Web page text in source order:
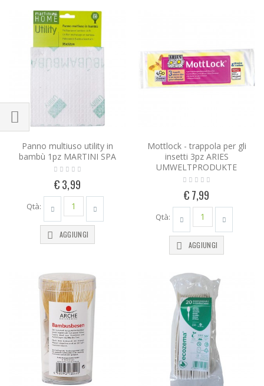
Panno multiuso utility in
bambù 1pz MARTINI SPA
€ 3,99
Qtà:
AGGIUNGI
Mottlock - trappola per gli
insetti 3pz ARIES
UMWELTPRODUKTE
€ 7,99
Qtà:
AGGIUNGI